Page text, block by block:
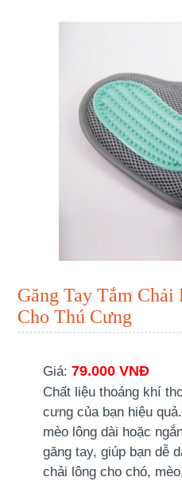
Găng Tay Tắm Chải
Cho Thú Cưng
Giá: 79.000 VNĐ
Chất liệu thoáng khí
cưng của bạn hiệu
mèo lông dài hoặc
găng tay, giúp bạn dễ
chải lông cho chó,